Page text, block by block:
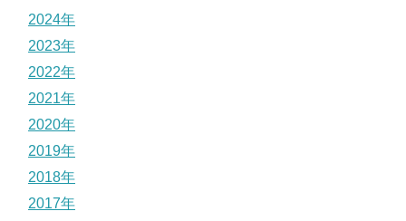
2024年
2023年
2022年
2021年
2020年
2019年
2018年
2017年